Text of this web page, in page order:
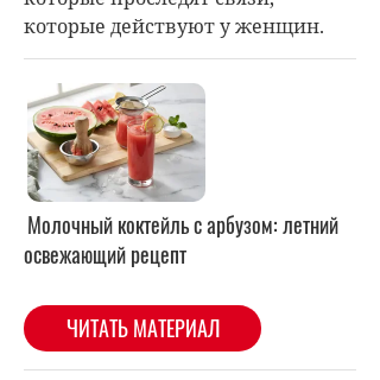
которые действуют у женщин.